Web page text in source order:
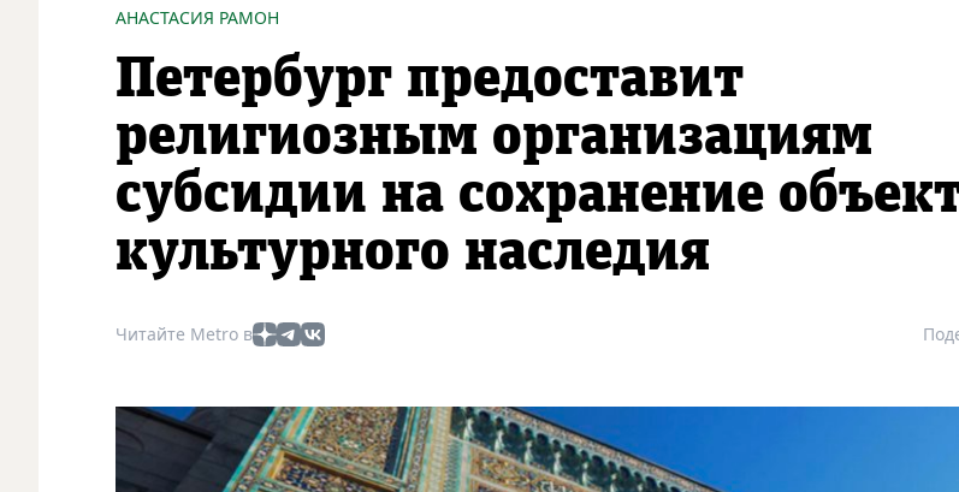
АНАСТАСИЯ РАМОН
Петербург предоставит
религиозным организациям
субсидии на сохранение
культурного наследия
Читайте Metro в